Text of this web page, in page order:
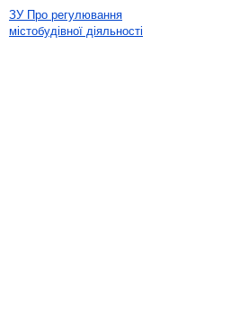
ЗУ Про регулювання
містобудівної діяльності